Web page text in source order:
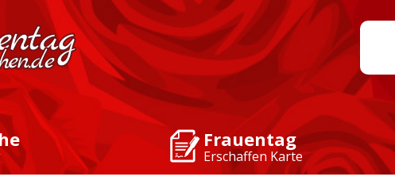
Frauentag
Erschaffen Karte